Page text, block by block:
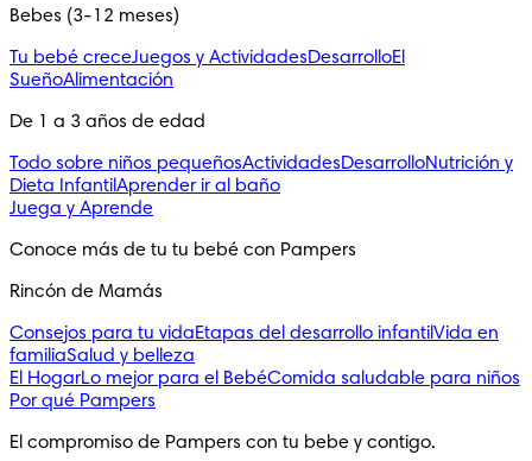
Bebes (3-12 meses)
Tu bebé creceJuegos y ActividadesDesarrolloEl
SueñoAlimentación
De 1 a 3 años de edad
Todo sobre niños pequeñosActividadesDesarrolloNutrición y
Dieta InfantilAprender ir al baño
Juega y Aprende
Conoce más de tu tu bebé con Pampers
Rincón de Mamás
Consejos para tu vidaEtapas del desarrollo infantilVida en
familiaSalud y belleza
El HogarLo mejor para el BebéComida saludable para niños
Por qué Pampers
El compromiso de Pampers con tu bebe y contigo.